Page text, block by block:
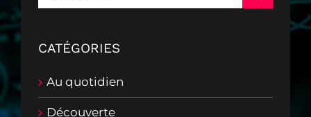
CATÉGORIES
Au quotidien
Découverte